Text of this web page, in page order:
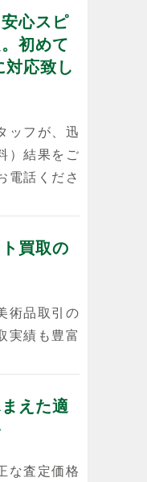
心スピ
初めて
対応致し
ッフが、迅
）結果をご
電話くださ
買取の
術品取引の
実績も豊富
えた適
な査定価格